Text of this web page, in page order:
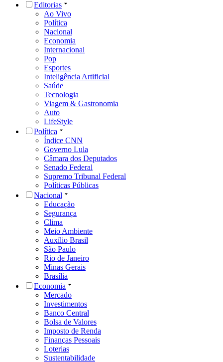
Editorias
Ao Vivo
Política
Nacional
Economia
Internacional
Pop
Esportes
Inteligência Artificial
Saúde
Tecnologia
Viagem & Gastronomia
Auto
LifeStyle
Política
Índice CNN
Governo Lula
Câmara dos Deputados
Senado Federal
Supremo Tribunal Federal
Políticas Públicas
Nacional
Educação
Segurança
Clima
Meio Ambiente
Auxílio Brasil
São Paulo
Rio de Janeiro
Minas Gerais
Brasília
Economia
Mercado
Investimentos
Banco Central
Bolsa de Valores
Imposto de Renda
Finanças Pessoais
Loterias
Sustentabilidade